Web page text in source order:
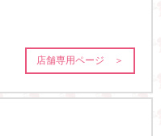
店舗専用ページ ＞